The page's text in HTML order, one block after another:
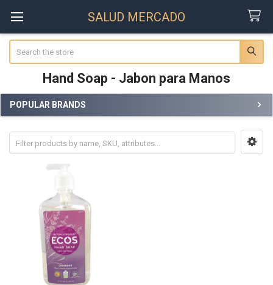
SALUD MERCADO
Hand Soap - Jabon para Manos
Sidebar
POPULAR BRANDS